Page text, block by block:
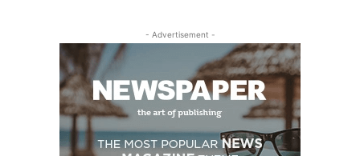
- Advertisement -